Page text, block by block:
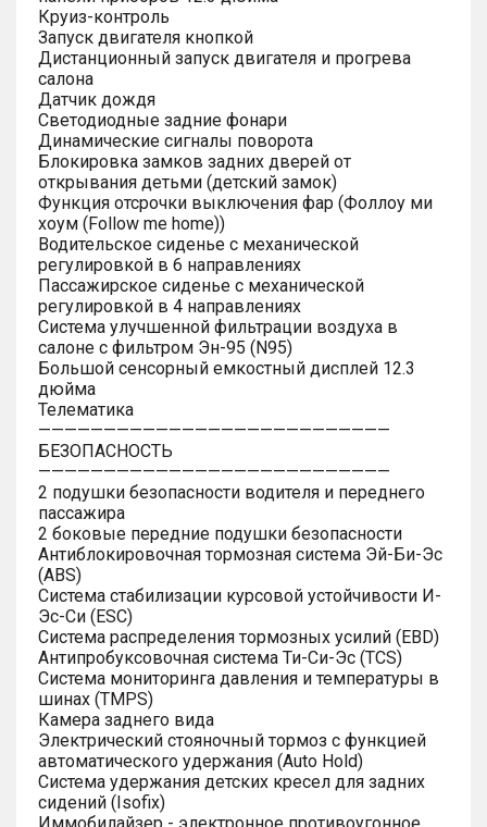
Круиз-контроль
Запуск двигателя кнопкой
Дистанционный запуск двигателя и прогрева
салона
Датчик дождя
Светодиодные задние фонари
Динамические сигналы поворота
Блокировка замков задних дверей от
открывания детьми (детский замок)
Функция отсрочки выключения фар (Фоллоу ми
хоум (Follow me home))
Водительское сиденье с механической
регулировкой в 6 направлениях
Пассажирское сиденье с механической
регулировкой в 4 направлениях
Система улучшенной фильтрации воздуха в
салоне с фильтром Эн-95 (N95)
Большой сенсорный емкостный дисплей 12.3
дюйма
Телематика
———————————————————————————
БЕЗОПАСНОСТЬ
———————————————————————————
2 подушки безопасности водителя и переднего
пассажира
2 боковые передние подушки безопасности
Антиблокировочная тормозная система Эй-Би-Эс
(ABS)
Система стабилизации курсовой устойчивости И-
Эс-Си (ESC)
Система распределения тормозных усилий (EBD)
Антипробуксовочная система Ти-Си-Эс (TCS)
Система мониторинга давления и температуры в
шинах (TMPS)
Камера заднего вида
Электрический стояночный тормоз с функцией
автоматического удержания (Auto Hold)
Система удержания детских кресел для задних
сидений (Isofix)
Иммобилайзер - электронное противоугонное